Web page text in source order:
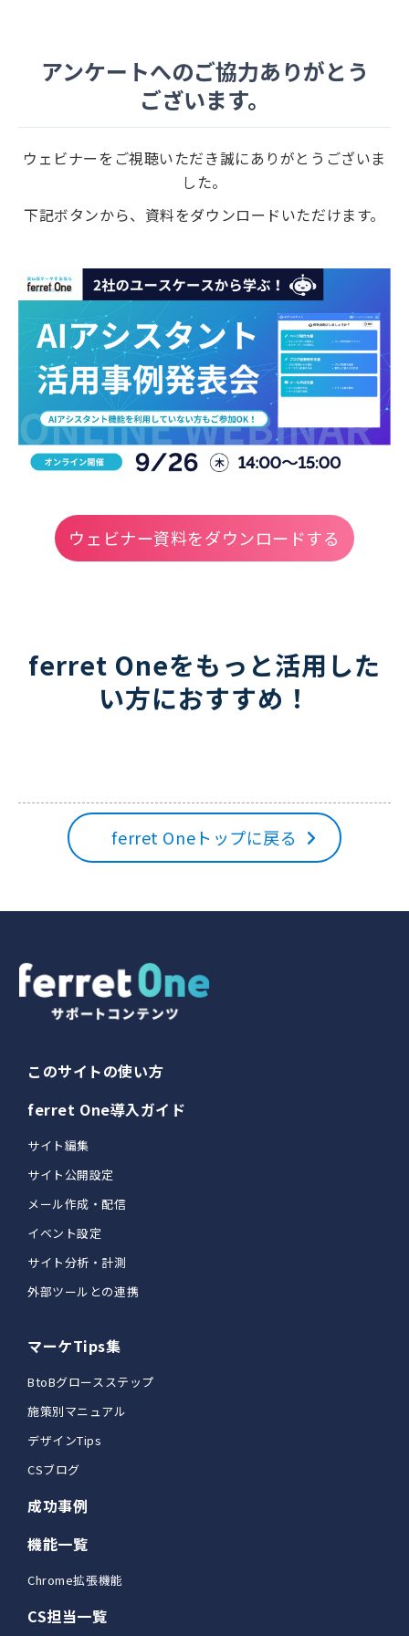
アンケートへのご協力ありがとう
ございます。
ウェビナーをご視聴いただき誠にありがとうございま
した。
下記ボタンから、資料をダウンロードいただけます。
ウェビナー資料をダウンロードする
ferret Oneをもっと活用した
い方におすすめ！
ferret Oneトップに戻る
このサイトの使い方
ferret One導入ガイド
サイト編集
サイト公開設定
メール作成・配信
イベント設定
サイト分析・計測
外部ツールとの連携
マーケTips集
BtoBグロースステップ
施策別マニュアル
デザインTips
CSブログ
成功事例
機能一覧
Chrome拡張機能
CS担当一覧